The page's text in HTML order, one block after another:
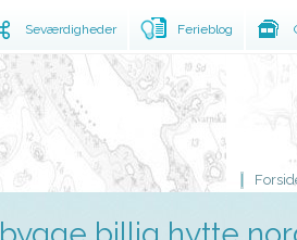
Seværdigheder Ferieblog